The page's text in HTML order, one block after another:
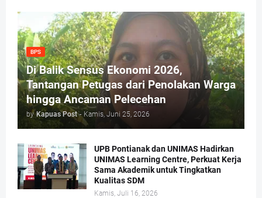
BPS
Di Balik Sensus Ekonomi 2026,
Tantangan Petugas dari Penolakan Warga
hingga Ancaman Pelecehan
by Kapuas Post - Kamis, Juni 25, 2026
UPB Pontianak dan UNIMAS Hadirkan
UNIMAS Learning Centre, Perkuat Kerja
Sama Akademik untuk Tingkatkan
Kualitas SDM
Kamis, Juli 16, 2026